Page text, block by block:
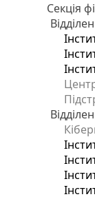
Секція